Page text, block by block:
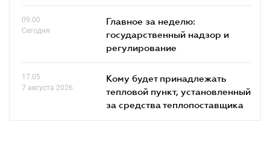
09.00
Сегодня
Главное за неделю:
государственный надзор и
регулирование
17.05
7 августа 2026
Кому будет принадлежать
тепловой пункт, установленный
за средства теплопоставщика